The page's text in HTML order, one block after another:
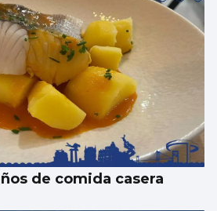
“El comportamiento
al cristo y lo devota
todo sea un éxito”
de comida casera